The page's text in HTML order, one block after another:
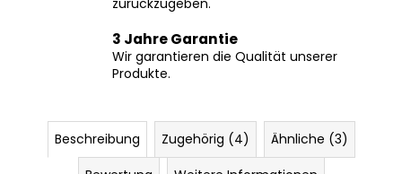
zurückzugeben.
3 Jahre Garantie
Wir garantieren die Qualität unserer
Produkte.
Beschreibung Zugehörig (4)
Ähnliche (3)